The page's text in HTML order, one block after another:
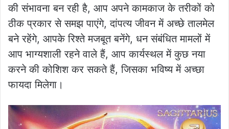
की संभावना बन रही है, आप अपने कामकाज के तरीकों को
ठीक प्रकार से समझ पाएंगे, दांपत्य जीवन में अच्छे तालमेल
बने रहेंगे, आपके रिश्ते मजबूत बनेंगे, धन संबंधित मामलों में
आप भाग्यशाली रहने वाले हैं, आप कार्यस्थल में कुछ नया
करने की कोशिश कर सकते हैं, जिसका भविष्य में अच्छा
फायदा मिलेगा।